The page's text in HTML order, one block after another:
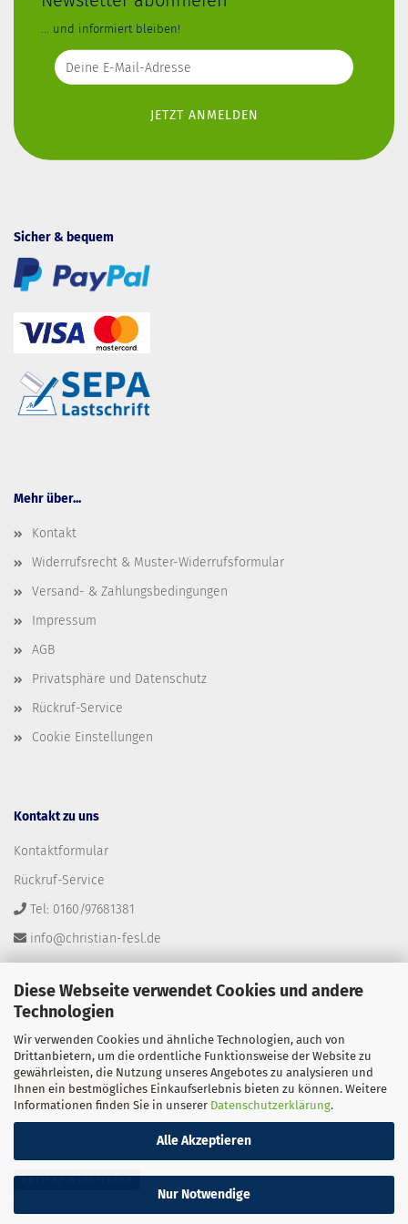
Diese Webseite verwendet Cookies und andere
Technologien
Wir verwenden Cookies und ähnliche Technologien, auch von
Drittanbietern, um die ordentliche Funktionsweise der Website zu
gewährleisten, die Nutzung unseres Angebotes zu analysieren und
Ihnen ein bestmögliches Einkaufserlebnis bieten zu können. Weitere
Informationen finden Sie in unserer Datenschutzerklärung.
Alle Akzeptieren
Nur Notwendige
... und informiert bleiben!
Sicher & bequem
Mehr über...
Kontakt
Widerrufsrecht & Muster-Widerrufsformular
Versand- & Zahlungsbedingungen
Impressum
AGB
Privatsphäre und Datenschutz
Rückruf-Service
Cookie Einstellungen
Kontakt zu uns
Kontaktformular
Rückruf-Service
Tel: 0160/97681381
info@christian-fesl.de
Versandpartner
Vertrag widerrufen